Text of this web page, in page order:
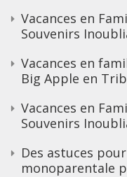
Vacances en
Souvenirs
Vacances en
Big Apple en
Vacances en
Souvenirs
Des astuces
monoparentale